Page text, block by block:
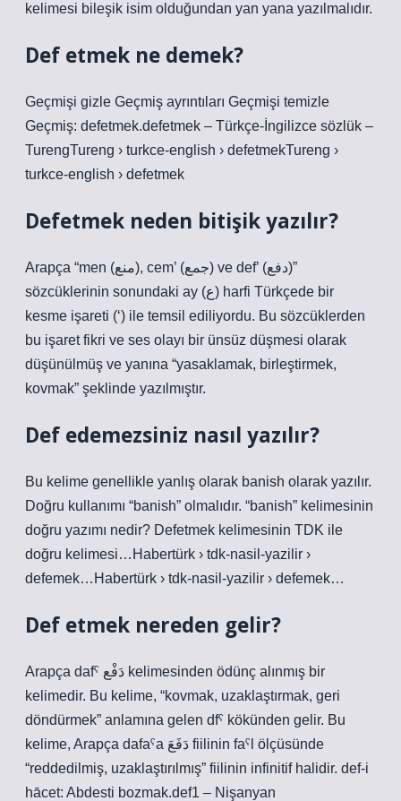
kelimesi bileşik isim olduğundan yan yana yazılmalıdır.
Def etmek ne demek?
Geçmişi gizle Geçmiş ayrıntıları Geçmişi temizle
Geçmiş: defetmek.defetmek – Türkçe-İngilizce sözlük –
TurengTureng › turkce-english › defetmekTureng ›
turkce-english › defetmek
Defetmek neden bitişik yazılır?
Arapça “men (منع), cem’ (جمع) ve def’ (دفع)”
sözcüklerinin sonundaki ay (ع) harfi Türkçede bir
kesme işareti (‘) ile temsil ediliyordu. Bu sözcüklerden
bu işaret fikri ve ses olayı bir ünsüz düşmesi olarak
düşünülmüş ve yanına “yasaklamak, birleştirmek,
kovmak” şeklinde yazılmıştır.
Def edemezsiniz nasıl yazılır?
Bu kelime genellikle yanlış olarak banish olarak yazılır.
Doğru kullanımı “banish” olmalıdır. “banish” kelimesinin
doğru yazımı nedir? Defetmek kelimesinin TDK ile
doğru kelimesi…Habertürk › tdk-nasil-yazilir ›
defemek…Habertürk › tdk-nasil-yazilir › defemek…
Def etmek nereden gelir?
Arapça dafˁ دَفْع kelimesinden ödünç alınmış bir
kelimedir. Bu kelime, “kovmak, uzaklaştırmak, geri
döndürmek” anlamına gelen dfˁ kökünden gelir. Bu
kelime, Arapça dafaˁa دَفَعَ fiilinin faˁl ölçüsünde
“reddedilmiş, uzaklaştırılmış” fiilinin infinitif halidir. def-i
hācet: Abdesti bozmak.def1 – Nişanyan